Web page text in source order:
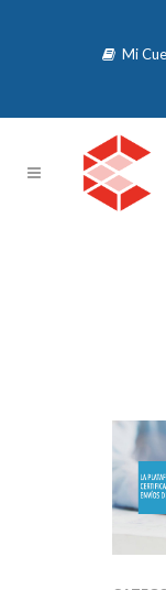
Mi